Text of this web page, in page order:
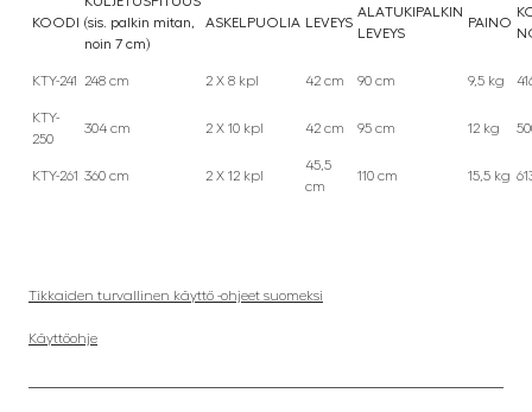
KOODI (sis. palkin mitan,
noin 7 cm)
ASKELPUOLIA LEVEYS
ALATUKIPALKIN
LEVEYS
PAINO
KTY-241 248 cm 2 X 8 kpl 42 cm 90 cm 9,5 kg
KTY-
250
304 cm 2 X 10 kpl 42 cm 95 cm 12 kg
KTY-261 360 cm 2 X 12 kpl
45,5
cm
110 cm 15,5 kg
Tikkaiden turvallinen käyttö -ohjeet suomeksi
Käyttöohje